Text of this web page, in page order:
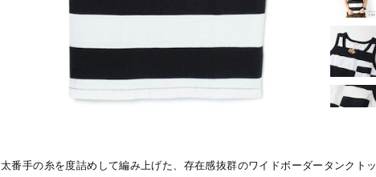
太番手の糸を度詰めして編み上げた、存在感抜群のワイドボーダータンクトッ